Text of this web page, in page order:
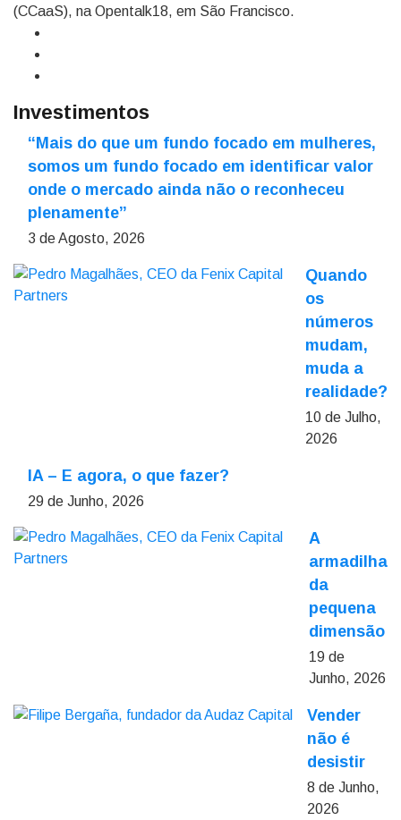
(CCaaS), na Opentalk18, em São Francisco.
Investimentos
“Mais do que um fundo focado em mulheres,
somos um fundo focado em identificar valor
onde o mercado ainda não o reconheceu
plenamente”
3 de Agosto, 2026
Quando
os
números
mudam,
muda a
realidade?
10 de Julho,
2026
IA – E agora, o que fazer?
29 de Junho, 2026
A
armadilha
da
pequena
dimensão
19 de
Junho, 2026
Vender
não é
desistir
8 de Junho,
2026